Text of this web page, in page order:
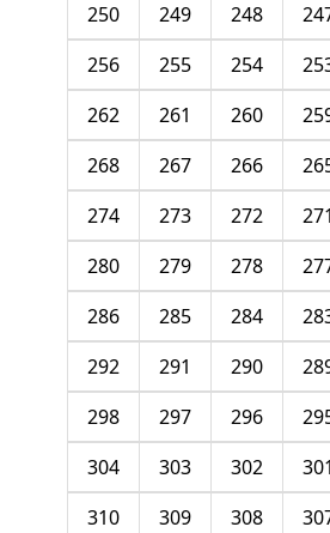
248
249
250
254
255
256
260
261
262
266
267
268
271
272
273
274
278
279
280
284
285
286
290
291
292
296
297
298
301
302
303
304
308
309
310